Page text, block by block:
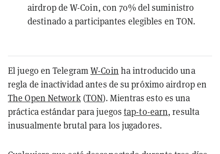
airdrop de W-Coin, con 70% del suministro
destinado a participantes elegibles en TON.
El juego en TelegramW-Coin ha introducido una
regla de inactividad antes de su próximo airdrop en
The Open Network(TON). Mientras esto es una
práctica estándar para juegostap-to-earn, resulta
inusualmente brutal para los jugadores.